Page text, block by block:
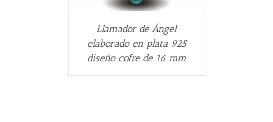
Llamador de Ángel
elaborado en plata 925
diseño cofre de 16 mm